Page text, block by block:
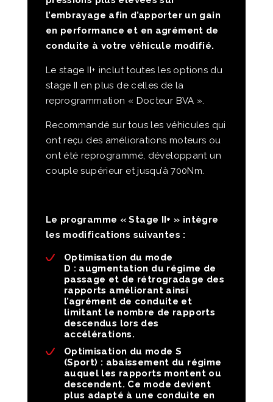
l’embrayage afin d’apporter un gain
en performance et en agrément de
conduite à votre véhicule modifié.
Le stage II+ inclut toutes les options du
stage II en plus de celles de la
reprogrammation « Docteur BVA ».
Recommandé sur tous les véhicules qui
ont reçu des améliorations moteurs ou
ont été reprogrammé, développant un
couple supérieur et jusqu’à 700Nm.
Le programme « Stage II+ » intègre
les modifications suivantes :
Optimisation du mode
D : augmentation du régime de
passage et de rétrogradage des
rapports améliorant ainsi
l’agrément de conduite et
limitant le nombre de rapports
descendus lors des
accélérations.
Optimisation du mode S
(Sport) : abaissement du régime
auquel les rapports montent ou
descendent. Ce mode devient
plus adapté à une conduite en